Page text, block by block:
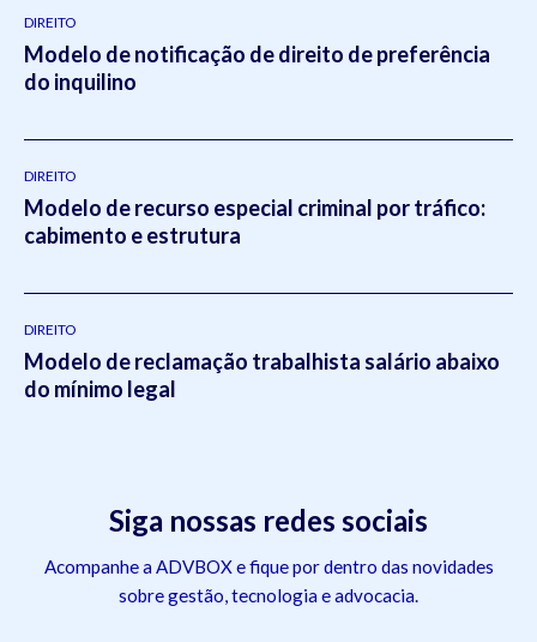
DIREITO
Modelo de notificação de direito de preferência
do inquilino
DIREITO
Modelo de recurso especial criminal por tráfico:
cabimento e estrutura
DIREITO
Modelo de reclamação trabalhista salário abaixo
do mínimo legal
Siga nossas redes sociais
Acompanhe a ADVBOX e fique por dentro das novidades
sobre gestão, tecnologia e advocacia.